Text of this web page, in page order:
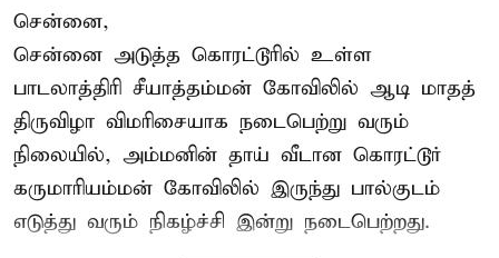
சென்னை,
சென்னை அடுத்த கொரட்டூரில் உள்ள
பாடலாத்திரி சீயாத்தம்மன் கோவிலில் ஆடி மாதத்
திருவிழா விமரிசையாக நடைபெற்று வரும்
நிலையில், அம்மனின் தாய் வீடான கொரட்டூர்
கருமாரியம்மன் கோவிலில் இருந்து பால்குடம்
எடுத்து வரும் நிகழ்ச்சி இன்று நடைபெற்றது.